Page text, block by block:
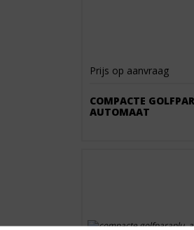
Prijs op aanvraag
COMPACTE
AUTOMAAT